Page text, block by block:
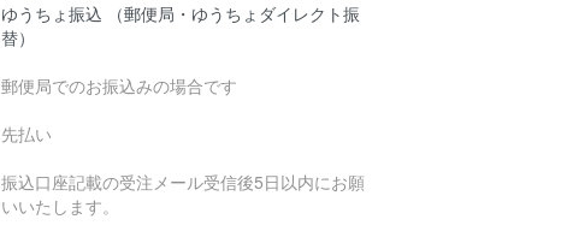
ゆうちょ振込 （郵便局・ゆうちょダイレクト振
替）
郵便局でのお振込みの場合です
先払い
振込口座記載の受注メール受信後5日以内にお願
いいたします。